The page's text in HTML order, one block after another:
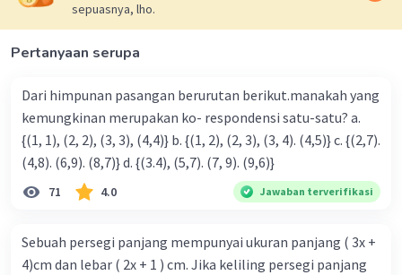
sepuasnya, lho.
Pertanyaan serupa
Dari himpunan pasangan berurutan berikut.manakah yang
kemungkinan merupakan ko- respondensi satu-satu? a.
{(1, 1), (2, 2), (3, 3), (4,4)} b. {(1, 2), (2, 3), (3, 4). (4,5)} c. {(2,7).
(4,8). (6,9). (8,7)} d. {(3.4), (5,7). (7, 9). (9,6)}
71 4.0 Jawaban terverifikasi
Sebuah persegi panjang mempunyai ukuran panjang ( 3x +
4)cm dan lebar ( 2x + 1 ) cm. Jika keliling persegi panjang